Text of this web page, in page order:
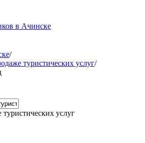
в Ачинске
/
туристических услуг/
услуг